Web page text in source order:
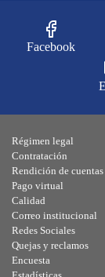
Facebook
Régimen legal
Contratación
Rendición de cuentas
Pago virtual
Calidad
Correo institucional
Redes Sociales
Quejas y reclamos
Encuesta